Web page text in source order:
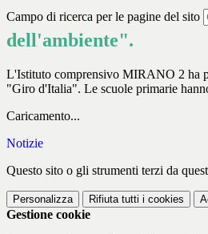
Campo di ricerca per le pagine del sito
dell'ambiente".
L'Istituto comprensivo MIRANO 2 ha
"Giro d'Italia". Le scuole primarie
Caricamento...
Notizie
Questo sito o gli strumenti terzi da
Personalizza Rifiuta tutti i cookies
Gestione cookie